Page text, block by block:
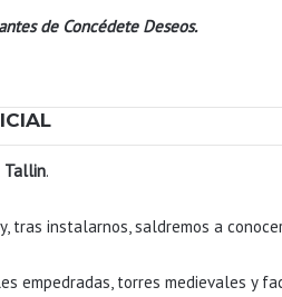
de Concédete Deseos.
Tallin.
instalarnos, saldremos a
empedradas, torres medievales y